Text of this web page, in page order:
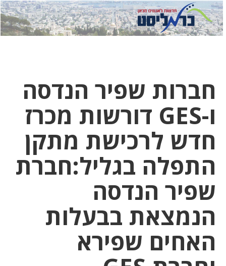
לחץ
כאן
לחץ
כדי
חברות שפיר הנדסה
ו-GES דורשות מכרז
חדש לרכישת מתקן
התפלה בגליל:חברת
שפיר הנדסה
הנמצאת בבעלות
האחים שפירא